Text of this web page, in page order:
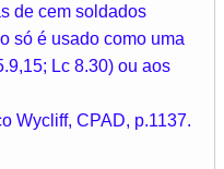
de cem soldados
só é usado como uma
Lc 8.30) ou aos
Wycliff, CPAD, p.1137.